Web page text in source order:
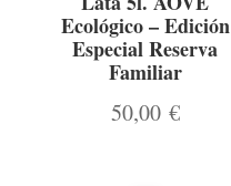
Ecológico – Edición
Especial Reserva
Familiar
50,00 €